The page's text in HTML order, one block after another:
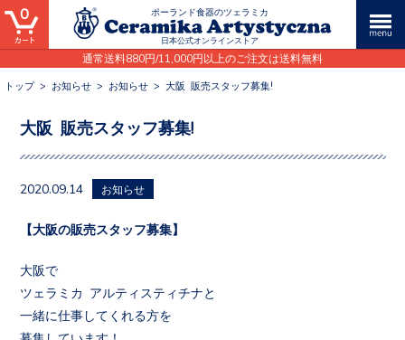
ポーランド食器のツェラミカ
日本公式オンラインストア
通常送料880円/11,000円以上のご注文は送料無料
0
トップ> お知らせ > お知らせ > 大阪 販売スタッフ募集!
大阪 販売スタッフ募集!
2020.09.14 お知らせ
【大阪の販売スタッフ募集】
大阪で
ツェラミカ アルティスティチナと
一緒に仕事してくれる方を
募集しています！